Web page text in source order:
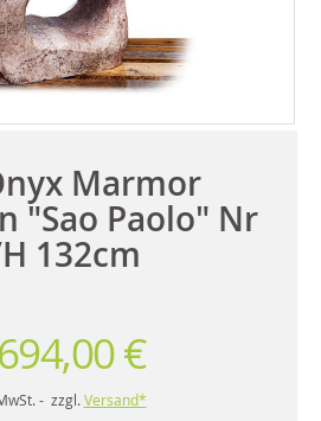
Marmor
"Sao Paolo" Nr
132cm
€
- zzgl. Versand*